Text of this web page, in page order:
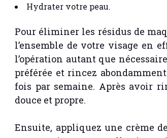
Hydrater votre peau.
Pour éliminer les résidus de
l’ensemble de votre visage en
l’opération autant que
préférée et rincez
fois par semaine. Après avoir
douce et propre.
Ensuite, appliquez une crème